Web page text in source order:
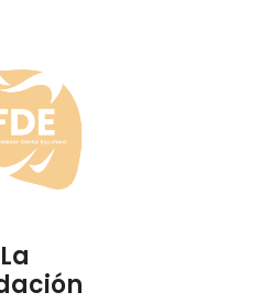
La